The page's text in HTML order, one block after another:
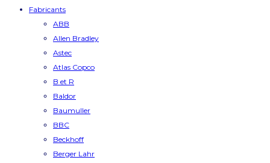
Fabricants
ABB
Allen Bradley
Astec
Atlas Copco
B et R
Baldor
Baumuller
BBC
Beckhoff
Berger Lahr